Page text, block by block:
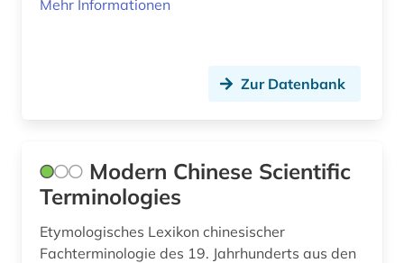
politische wissenschaft (2)
politologie (1)
Mehr Informationen
Zur Datenbank
Modern Chinese Scientific
Terminologies
Etymologisches Lexikon chinesischer
Fachterminologie des 19. Jahrhunderts aus den